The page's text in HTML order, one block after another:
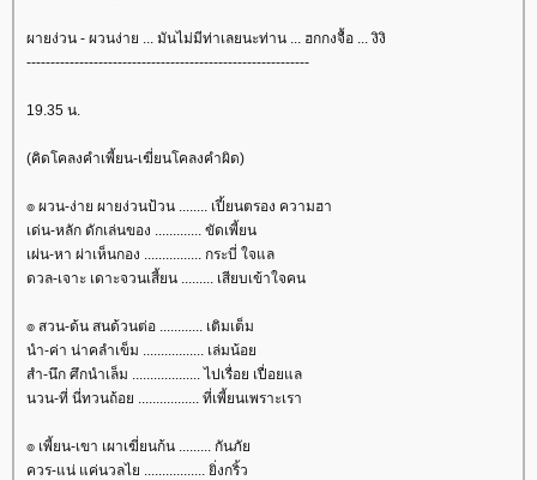
ผายง่วน - ผวนง่าย ... มันไม่มีท่าเลยนะท่าน ... ฮกกงจื้อ ... งิงิ
-----------------------------------------------------------
19.35 น.
(คิดโคลงคำเพี้ยน-เฆี่ยนโคลงคำผิด)
๏ ผวน-ง่าย ผายง่วนป้วน ........ เปี้ยนตรอง ความฮา
เด่น-หลัก ดักเล่นของ ............. ขัดเพี้ยน
เผ่น-หา ผ่าเห็นกอง ................ กระบี่ ใจแล
ดวล-เจาะ เดาะจวนเสี้ยน ......... เสียบเข้าใจคน
๏ สวน-ด้น สนด้วนต่อ ............ เติมเต็ม
นำ-ค่า น่าคลำเข็ม ................. เล่มน้อ
สำ-นึก ศึกนำเล็ม ................... ไปเรื่อย เปื่อยแล
นวน-ที่ นี่ทวนถ้อย ................. ที่เพี้ยนเพราะเรา
๏ เพี้ยน-เขา เผาเฆี่ยนก้น ......... กันภั
ควร-แน่ แค่นวลไย ................. ยิ่งกริ้ว